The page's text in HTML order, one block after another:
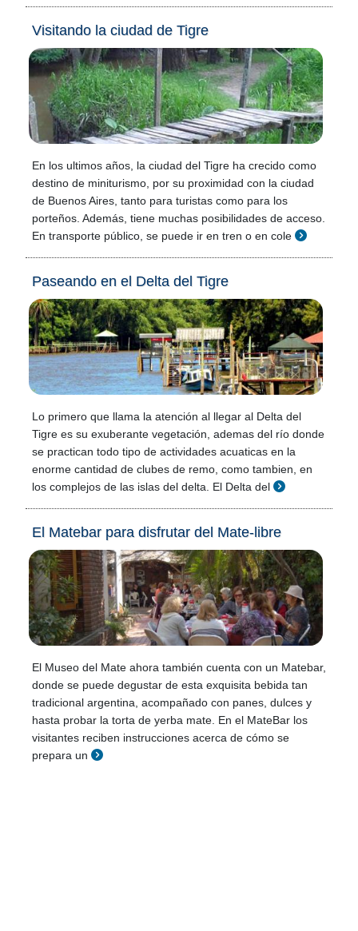
Visitando la ciudad de Tigre
En los ultimos años, la ciudad del Tigre ha crecido como
destino de miniturismo, por su proximidad con la ciudad
de Buenos Aires, tanto para turistas como para los
porteños. Además, tiene muchas posibilidades de acceso.
En transporte público, se puede ir en tren o en cole
Paseando en el Delta del Tigre
Lo primero que llama la atención al llegar al Delta del
Tigre es su exuberante vegetación, ademas del río donde
se practican todo tipo de actividades acuaticas en la
enorme cantidad de clubes de remo, como tambien, en
los complejos de las islas del delta. El Delta del
El Matebar para disfrutar del Mate-libre
El Museo del Mate ahora también cuenta con un Matebar,
donde se puede degustar de esta exquisita bebida tan
tradicional argentina, acompañado con panes, dulces y
hasta probar la torta de yerba mate. En el MateBar los
visitantes reciben instrucciones acerca de cómo se
prepara un